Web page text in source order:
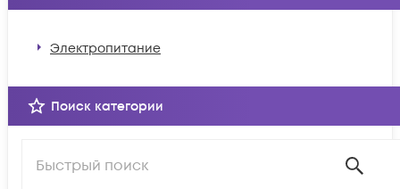
Электропитание
Поиск категории